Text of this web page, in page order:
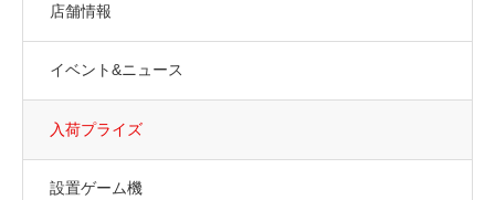
店舗情報
イベント&ニュース
入荷プライズ
設置ゲーム機